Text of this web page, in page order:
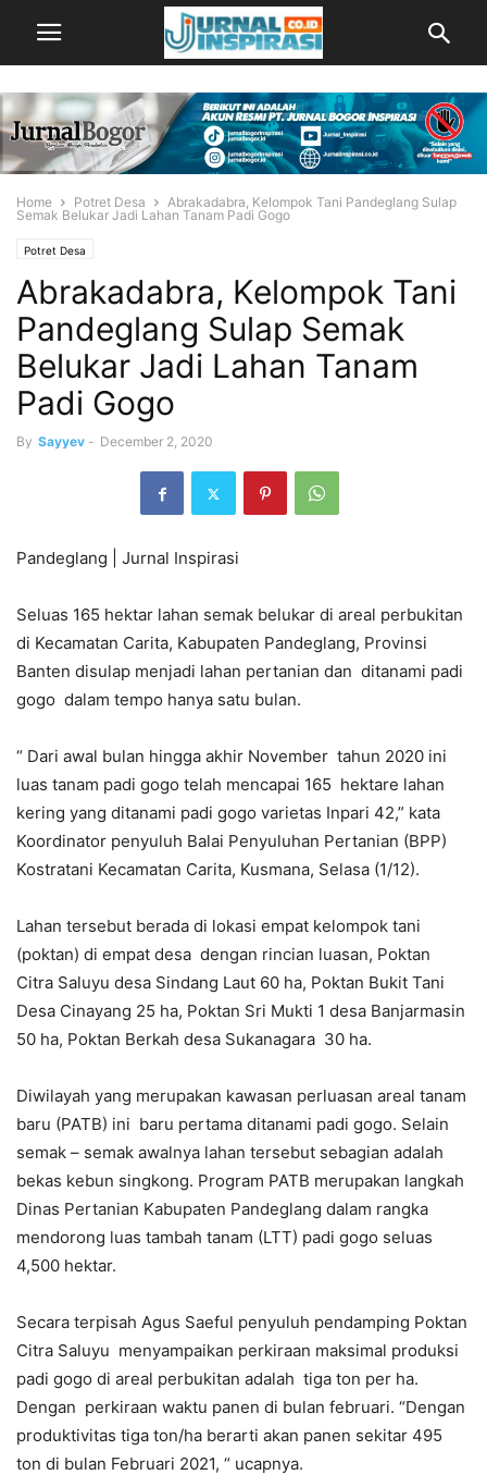
Home Potret Desa
Abrakadabra, Kelompok Tani Pandeglang Sulap
Semak Belukar Jadi Lahan Tanam Padi Gogo
Potret Desa
Abrakadabra, Kelompok Tani
Pandeglang Sulap Semak
Belukar Jadi Lahan Tanam
Padi Gogo
By Sayyev - December 2, 2020
Pandeglang | Jurnal Inspirasi
Seluas 165 hektar lahan semak belukar di areal perbukitan
di Kecamatan Carita, Kabupaten Pandeglang, Provinsi
Banten disulap menjadi lahan pertanian dan ditanami padi
gogo dalam tempo hanya satu bulan.
“ Dari awal bulan hingga akhir November tahun 2020 ini
luas tanam padi gogo telah mencapai 165 hektare lahan
kering yang ditanami padi gogo varietas Inpari 42,” kata
Koordinator penyuluh Balai Penyuluhan Pertanian (BPP)
Kostratani Kecamatan Carita, Kusmana, Selasa (1/12).
Lahan tersebut berada di lokasi empat kelompok tani
(poktan) di empat desa dengan rincian luasan, Poktan
Citra Saluyu desa Sindang Laut 60 ha, Poktan Bukit Tani
Desa Cinayang 25 ha, Poktan Sri Mukti 1 desa Banjarmasin
50 ha, Poktan Berkah desa Sukanagara 30 ha.
Diwilayah yang merupakan kawasan perluasan areal tanam
baru (PATB) ini baru pertama ditanami padi gogo. Selain
semak – semak awalnya lahan tersebut sebagian adalah
bekas kebun singkong. Program PATB merupakan langkah
Dinas Pertanian Kabupaten Pandeglang dalam rangka
mendorong luas tambah tanam (LTT) padi gogo seluas
4,500 hektar.
Secara terpisah Agus Saeful penyuluh pendamping Poktan
Citra Saluyu menyampaikan perkiraan maksimal produksi
padi gogo di areal perbukitan adalah tiga ton per ha.
Dengan perkiraan waktu panen di bulan februari. “Dengan
produktivitas tiga ton/ha berarti akan panen sekitar 495
ton di bulan Februari 2021, “ ucapnya.